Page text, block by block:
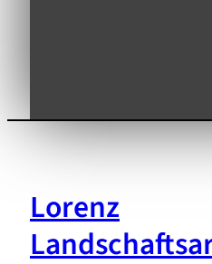
Lorenz